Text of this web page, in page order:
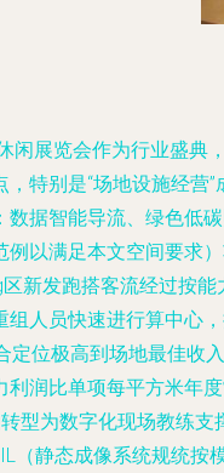
闲展览会作为行业盛典
，特别是“场地设施经
据智能导流、绿色低
以满足本文空间要求
新发跑搭客流经过按
组人员快速进行算中心
位极高到场地最佳收
润比单项每平方米年
型为数字化现场教练
（静态成像系统规统